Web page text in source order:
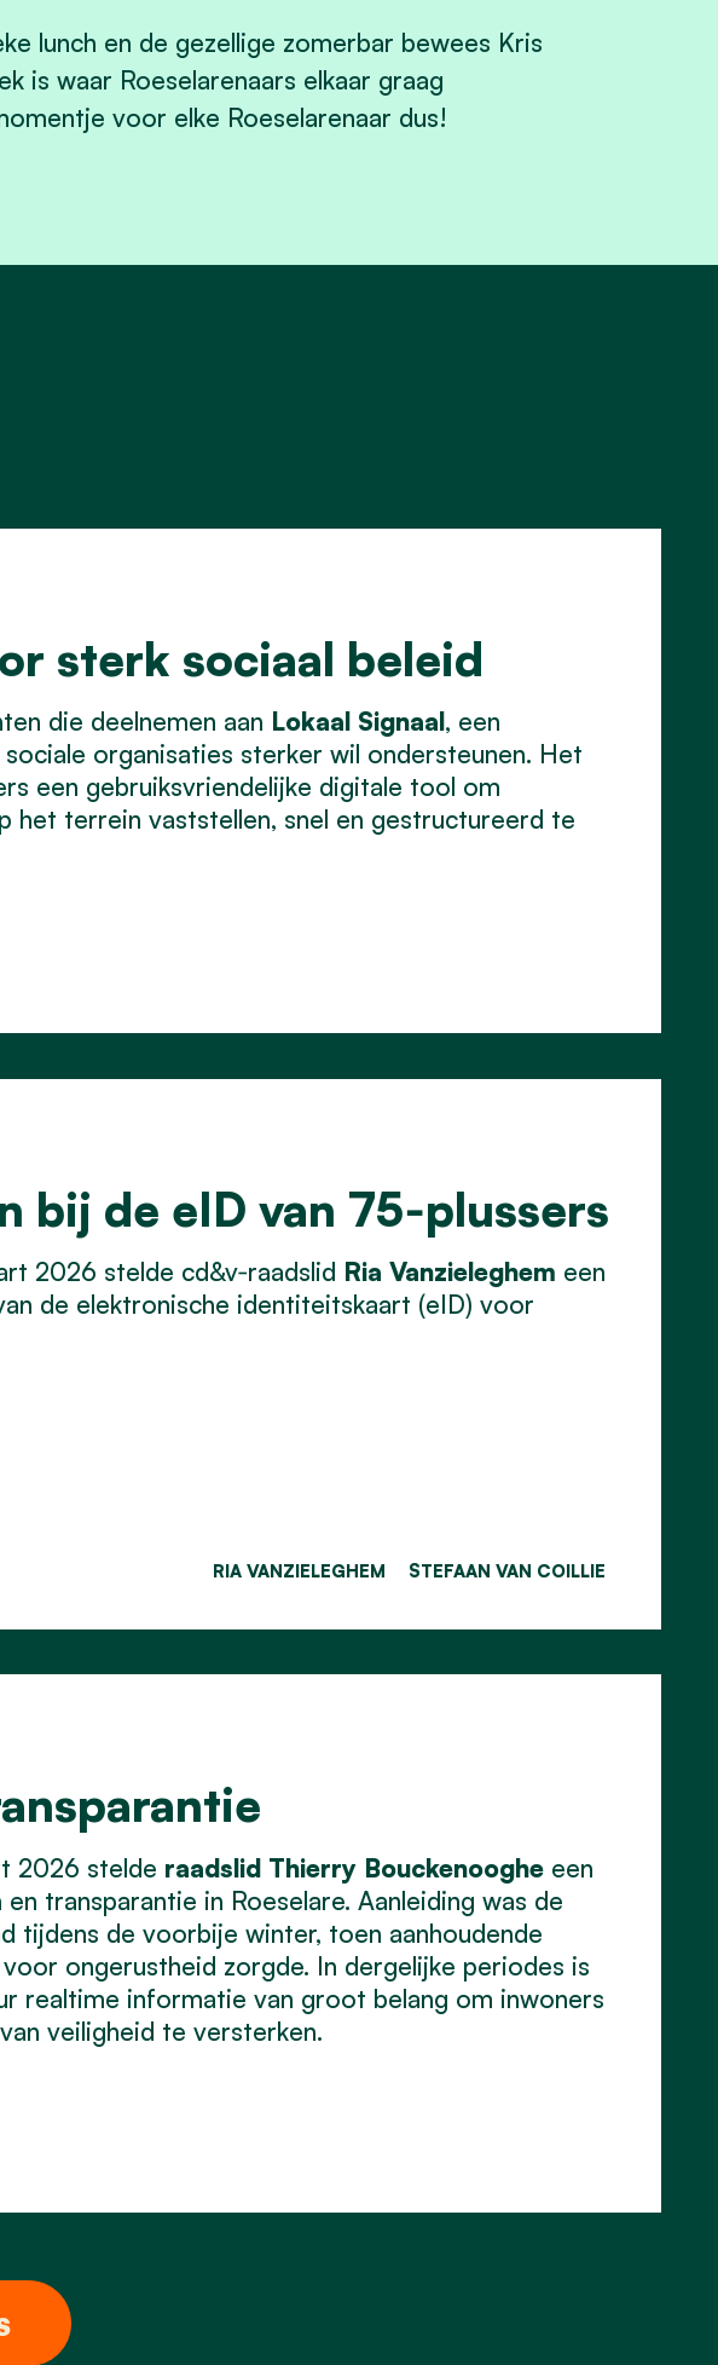
lunch en de gezellige zomerbar bewees Kris
is waar Roeselarenaars elkaar graag
voor elke Roeselarenaar dus!
sterk sociaal beleid
die deelnemen aan Lokaal Signaal, een
organisaties sterker wil ondersteunen. Het
een gebruiksvriendelijke digitale tool om
het terrein vaststellen, snel en gestructureerd te
bij de eID van 75‑plussers
2026 stelde cd&v‑raadslid Ria Vanzieleghem een
de elektronische identiteitskaart (eID) voor
RIA VANZIELEGHEM STEFAAN VAN COILLIE
2026 stelde raadslid Thierry Bouckenoogheeen
transparantie in Roeselare. Aanleiding was de
tijdens de voorbije winter, toen aanhoudende
ongerustheid zorgde. In dergelijke periodes is
realtime informatie van groot belang om inwoners
veiligheid te versterken.